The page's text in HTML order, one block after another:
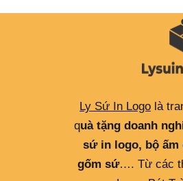
Ly Sứ In Logo là
quà tặng doanh
sứ in logo, bộ ấm
gốm sứ…. Từ các